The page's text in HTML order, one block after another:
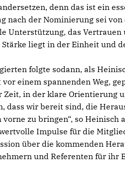
denn das ist ein
nach der Nominierung sei
Unterstützung, das
Stärke liegt in der Einheit und
folgte sodann, als
vor einem spannenden Weg,
Zeit, in der klare Orientierung
dass wir bereit sind, die
zu bringen“, so Heinisch
Impulse für die
über die kommenden
und Referenten für ihr